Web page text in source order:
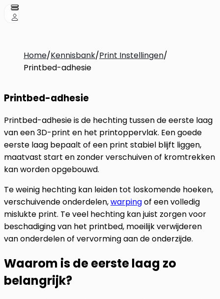
Home/Kennisbank/Print Instellingen/
Printbed-adhesie
Printbed-adhesie
Printbed-adhesie is de hechting tussen de eerste laag
van een 3D-print en het printoppervlak. Een goede
eerste laag bepaalt of een print stabiel blijft liggen,
maatvast start en zonder verschuiven of kromtrekken
kan worden opgebouwd.
Te weinig hechting kan leiden tot loskomende hoeken,
verschuivende onderdelen,warpingof een volledig
mislukte print. Te veel hechting kan juist zorgen voor
beschadiging van het printbed, moeilijk verwijderen
van onderdelen of vervorming aan de onderzijde.
Waarom is de eerste laag zo
belangrijk?